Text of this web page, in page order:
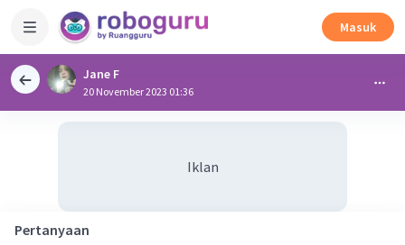
Masuk
Jane F
20 November 2023 01:36
Iklan
Pertanyaan